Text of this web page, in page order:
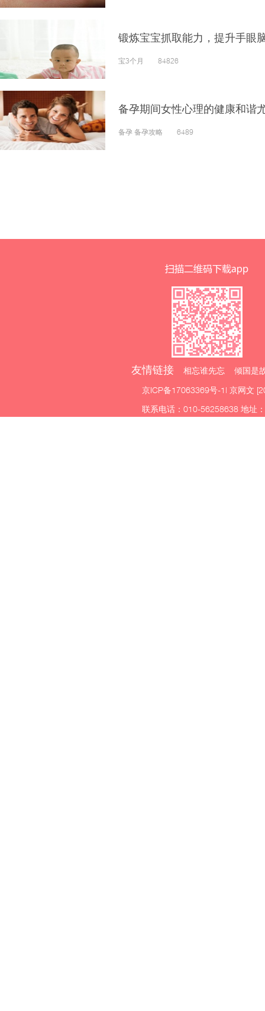
锻炼宝宝抓取能力，提升手眼
宝3个月 84826
备孕期间女性心理的健康和谐
备孕 备孕攻略 6489
友情链接 相忘谁先忘 倾国是
京ICP备17063369号-1 | 京网文
联系电话：010-56258638 地址